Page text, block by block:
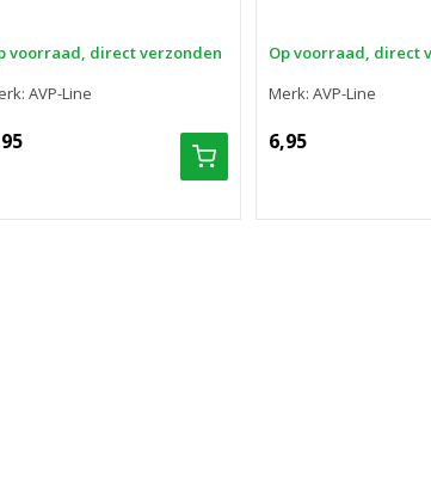
voorraad, direct verzonden
AVP-Line
Op voorraad, direct
Merk: AVP-Line
6,95